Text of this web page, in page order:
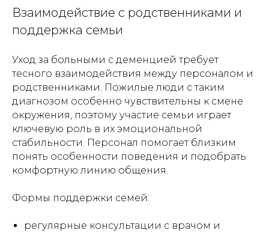
Взаимодействие с родственниками и
поддержка семьи
Уход за больными с деменцией требует
тесного взаимодействия между персоналом и
родственниками. Пожилые люди с таким
диагнозом особенно чувствительны к смене
окружения, поэтому участие семьи играет
ключевую роль в их эмоциональной
стабильности. Персонал помогает близким
понять особенности поведения и подобрать
комфортную линию общения.
Формы поддержки семей:
регулярные консультации с врачом и